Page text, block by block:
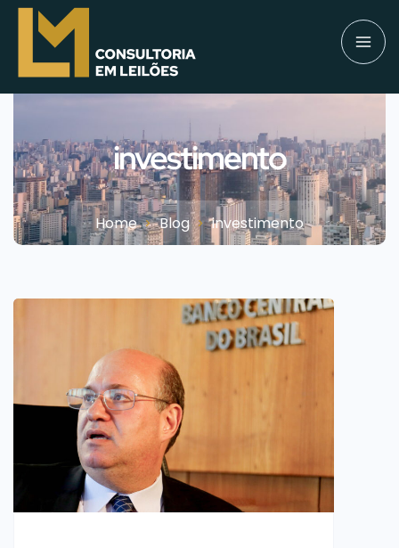
investimento
Home Blog investimento